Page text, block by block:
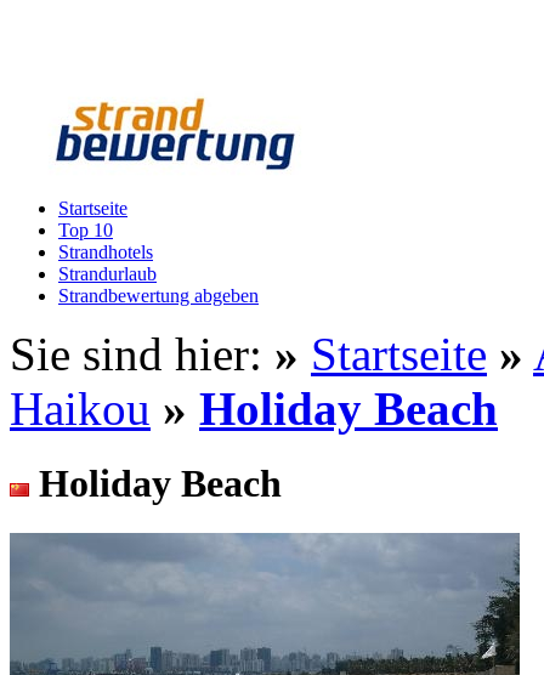
Startseite
Top 10
Strandhotels
Strandurlaub
Strandbewertung abgeben
Sie sind hier: » Startseite »
Haikou » Holiday Beach
Holiday Beach